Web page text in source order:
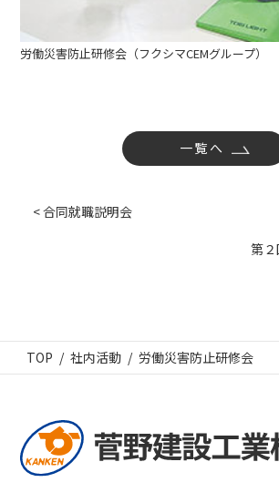
労働災害防止研修会（フクシマCEMグループ）
一覧へ
< 合同就職説明会
第
TOP 社内活動 労働災害防止研修会